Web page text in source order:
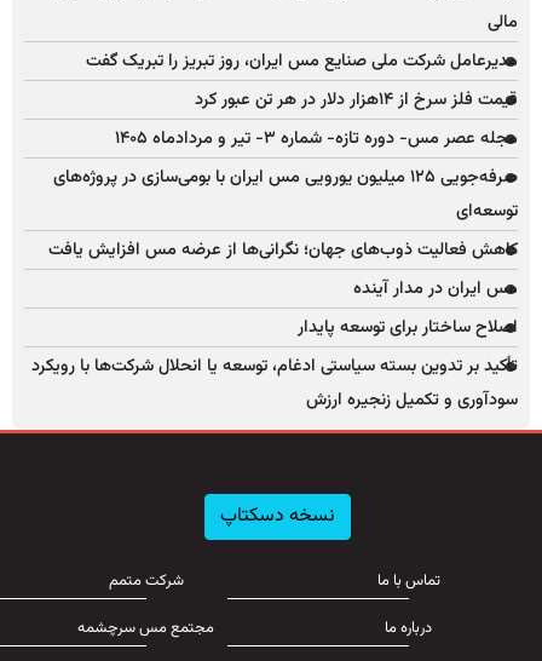
مالی
مدیرعامل شرکت ملی صنایع مس ایران، روز تبریز را تبریک گفت
قیمت فلز سرخ از ۱۴هزار دلار در هر تن عبور کرد
مجله عصر مس- دوره تازه- شماره ۳- تیر و مردادماه ۱۴۰۵
صرفه‌جویی ۱۲۵ میلیون یورویی مس ایران با بومی‌سازی در پروژه‌های
توسعه‌ای
کاهش فعالیت ذوب‌های جهان؛ نگرانی‌ها از عرضه مس افزایش یافت
مس ایران در مدار آینده
اصلاح ساختار برای توسعه پایدار
تأکید بر تدوین بسته سیاستی ادغام، توسعه یا انحلال شرکت‌ها با رویکرد
سودآوری و تکمیل زنجیره ارزش
نسخه دسکتاپ
تماس با ما
درباره ما
شرکت متمم
مجتمع مس سرچشمه